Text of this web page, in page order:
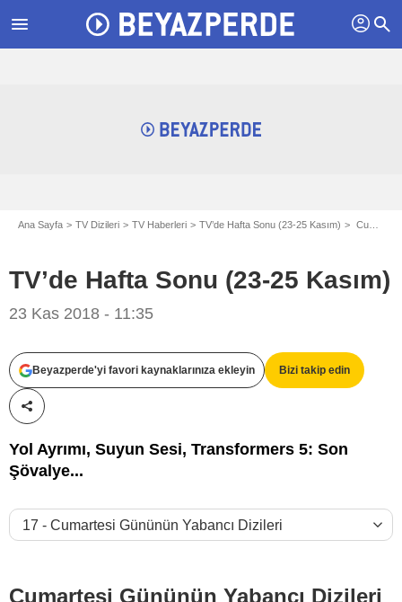
menu profil search
Ana Sayfa TV Dizileri TV Haberleri TV’de Hafta Sonu (23-25 Kasım) Cumartesi Gününün Yabancı Dizileri
TV’de Hafta Sonu (23-25 Kasım)
23 Kas 2018 - 11:35
Beyazperde'yi favori kaynaklarınıza ekleyin Bizi takip edin
Paylaş!
Yol Ayrımı, Suyun Sesi, Transformers 5: Son
Şövalye...
Cumartesi Gününün Yabancı Dizileri